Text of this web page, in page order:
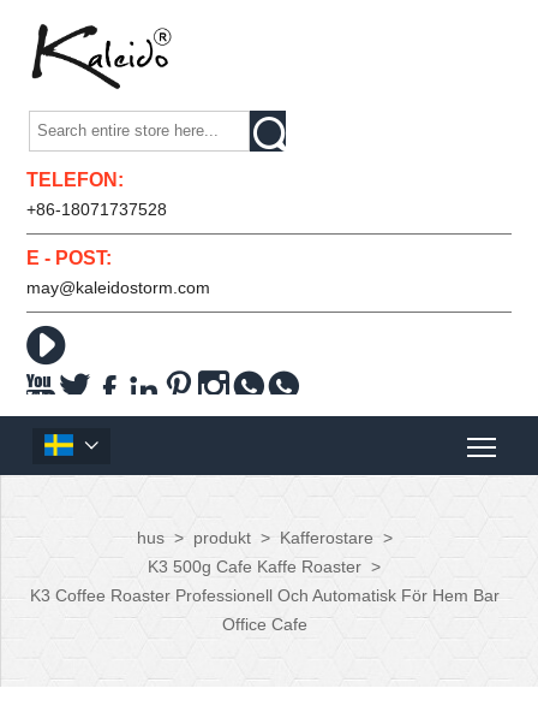

TELEFON:
+86-18071737528
E - POST:
may@kaleidostorm.com

     

hus > produkt > Kafferostare >
K3 500g Cafe Kaffe Roaster >
K3 Coffee Roaster Professionell Och Automatisk För Hem Bar
Office Cafe